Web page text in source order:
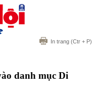
In trang (Ctr + P)
danh mục Di